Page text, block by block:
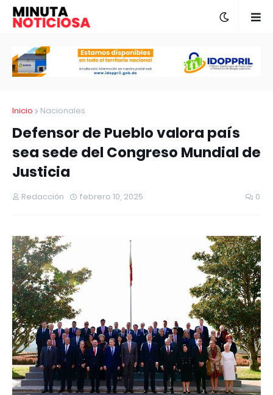
Inicio Nacionales
Defensor de Pueblo valora país
sea sede del Congreso Mundial de
Justicia
Redacción febrero 10, 2025 0